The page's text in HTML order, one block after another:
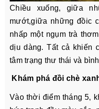
Chiều xuống, giữa
mướt,giữa những đồic
nhấp một ngụm trà
dịu dàng. Tất cả khiến
tâm trạng thư thái và
Khám phá đồi chè
Vào thời điểm tháng 5,